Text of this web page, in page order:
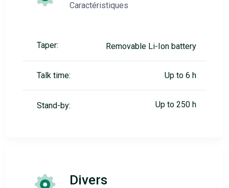
Caractéristiques
Taper: Removable Li-Ion battery
Talk time: Up to 6 h
Stand-by: Up to 250 h
Divers